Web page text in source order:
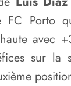
FC Porto
avec
sur la